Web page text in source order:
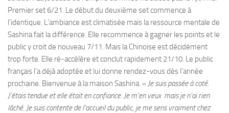
Premier set 6/21. Le début du deuxième set commence à
l’identique. L’ambiance est climatisée mais la ressource mentale de
Sashina fait la différence. Elle recommence à gagner les points et le
public y croit de nouveau 7/11. Mais la Chinoise est décidément
trop forte. Elle ré-accélère et conclut rapidement 21/10. Le public
français l’a déjà adoptée et lui donne rendez-vous dès l’année
prochaine. Bienvenue à la maison Sashina. « Je suis passée à coté.
J’étais tendue et elle était en confiance. Je m’en veux mais je n’ai rien
lâché. Je suis contente de l’accueil du public, je me sens vraiment chez